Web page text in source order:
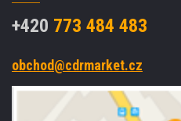
+420 773 484 483
obchod@cdrmarket.cz